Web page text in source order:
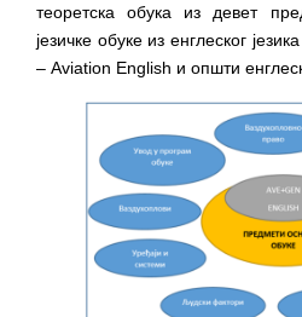
теоретска обука из девет
језичке обуке из енглеског
– Aviation Еnglish и општи